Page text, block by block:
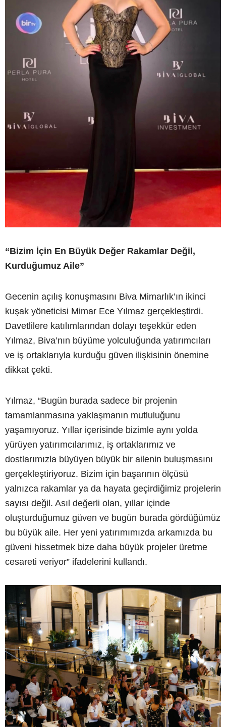
“Bizim İçin En Büyük Değer Rakamlar Değil,
Kurduğumuz Aile”
Gecenin açılış konuşmasını Biva Mimarlık’ın ikinci
kuşak yöneticisi Mimar Ece Yılmaz gerçekleştirdi.
Davetlilere katılımlarından dolayı teşekkür eden
Yılmaz, Biva’nın büyüme yolculuğunda yatırımcıları
ve iş ortaklarıyla kurduğu güven ilişkisinin önemine
dikkat çekti.
Yılmaz, “Bugün burada sadece bir projenin
tamamlanmasına yaklaşmanın mutluluğunu
yaşamıyoruz. Yıllar içerisinde bizimle aynı yolda
yürüyen yatırımcılarımız, iş ortaklarımız ve
dostlarımızla büyüyen büyük bir ailenin buluşmasını
gerçekleştiriyoruz. Bizim için başarının ölçüsü
yalnızca rakamlar ya da hayata geçirdiğimiz projelerin
sayısı değil. Asıl değerli olan, yıllar içinde
oluşturduğumuz güven ve bugün burada gördüğümüz
bu büyük aile. Her yeni yatırımımızda arkamızda bu
güveni hissetmek bize daha büyük projeler üretme
cesareti veriyor” ifadelerini kullandı.